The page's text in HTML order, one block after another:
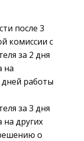
после 3
комиссии с
за 2 дня
на
работы
за 3 дня
на других
о